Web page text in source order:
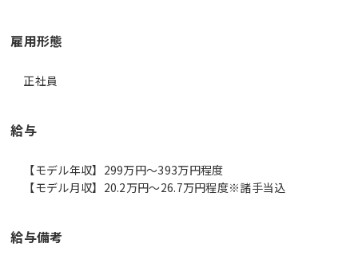
雇用形態
正社員
給与
【モデル年収】299万円〜393万円程度
【モデル月収】20.2万円〜26.7万円程度※諸手当込
給与備考